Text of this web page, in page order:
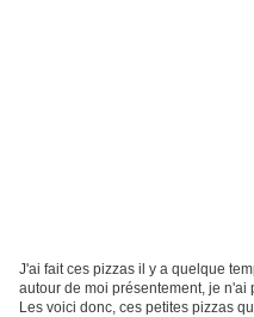
J'ai fait ces pizzas il y a quelque
autour de moi présentement, je n'ai
Les voici donc, ces petites pizzas